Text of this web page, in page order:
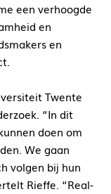
een verhoogde
en
en
Twente
“In dit
doen om
We gaan
volgen bij hun
Rieffe. “Real-